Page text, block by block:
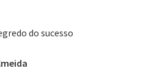
do sucesso